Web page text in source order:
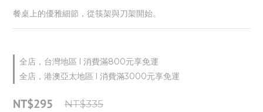
餐桌上的優雅細節，從筷架與刀架開始。
全店，台灣地區 l 消費滿800元享免運
全店，港澳亞太地區 l 消費滿3000元享免運
NT$295 NT$335